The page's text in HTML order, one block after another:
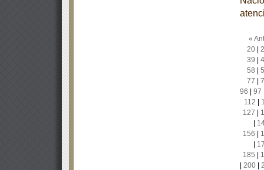
«
20|
39
58
77
96
97
112
127
156
185
200|